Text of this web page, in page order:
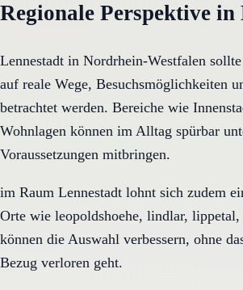
Regionale Perspektive in
Lennestadt in Nordrhein-Westfalen
auf reale Wege, Besuchsmöglichkeiten
betrachtet werden. Bereiche wie
Wohnlagen können im Alltag spürbar
Voraussetzungen mitbringen.
im Raum Lennestadt lohnt sich zudem
Orte wie leopoldshoehe, lindlar,
können die Auswahl verbessern, ohne
Bezug verloren geht.